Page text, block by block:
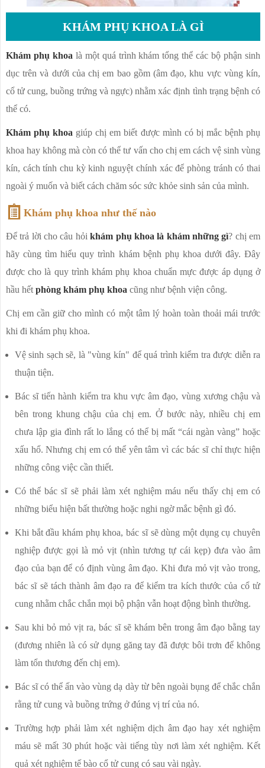
KHÁM PHỤ KHOA LÀ GÌ
Khám phụ khoa là một quá trình khám tổng thể các bộ phận sinh
dục trên và dưới của chị em bao gồm (âm đạo, khu vực vùng kín,
cổ tử cung, buồng trứng và ngực) nhằm xác định tình trạng bệnh có
thể có.
Khám phụ khoa giúp chị em biết được mình có bị mắc bệnh phụ
khoa hay không mà còn có thể tư vấn cho chị em cách vệ sinh vùng
kín, cách tính chu kỳ kinh nguyệt chính xác để phòng tránh có thai
ngoài ý muốn và biết cách chăm sóc sức khỏe sinh sản của mình.
Khám phụ khoa như thế nào
Để trả lời cho câu hỏikhám phụ khoa là khám những gì? chị em
hãy cùng tìm hiểu quy trình khám bệnh phụ khoa dưới đây. Đây
được cho là quy trình khám phụ khoa chuẩn mực được áp dụng ở
hầu hết phòng khám phụ khoa cũng như bệnh viện công.
Chị em cần giữ cho mình có một tâm lý hoàn toàn thoải mái trước
khi đi khám phụ khoa.
Vệ sinh sạch sẽ, là "vùng kín" để quá trình kiểm tra được diễn ra
thuận tiện.
Bác sĩ tiến hành kiểm tra khu vực âm đạo, vùng xương chậu và
bên trong khung chậu của chị em. Ở bước này, nhiều chị em
chưa lập gia đình rất lo lắng có thể bị mất “cái ngàn vàng” hoặc
xấu hổ. Nhưng chị em có thể yên tâm vì các bác sĩ chỉ thực hiện
những công việc cần thiết.
Có thể bác sĩ sẽ phải làm xét nghiệm máu nếu thấy chị em có
những biểu hiện bất thường hoặc nghi ngờ mắc bệnh gì đó.
Khi bắt đầu khám phụ khoa, bác sĩ sẽ dùng một dụng cụ chuyên
nghiệp được gọi là mỏ vịt (nhìn tương tự cái kẹp) đưa vào âm
đạo của bạn để có định vùng âm đạo. Khi đưa mỏ vịt vào trong,
bác sĩ sẽ tách thành âm đạo ra để kiểm tra kích thước của cổ tử
cung nhằm chắc chắn mọi bộ phận vẫn hoạt động bình thường.
Sau khi bỏ mỏ vịt ra, bác sĩ sẽ khám bên trong âm đạo bằng tay
(đương nhiên là có sử dụng găng tay đã được bôi trơn để không
làm tổn thương đến chị em).
Bác sĩ có thể ấn vào vùng dạ dày từ bên ngoài bụng để chắc chắn
rằng tử cung và buồng trứng ở đúng vị trí của nó.
Trường hợp phải làm xét nghiệm dịch âm đạo hay xét nghiệm
máu sẽ mất 30 phút hoặc vài tiếng tùy nơi làm xét nghiệm. Kết
quả xét nghiệm tế bào cổ tử cung có sau vài ngày.